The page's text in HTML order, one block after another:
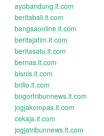
ayobandung.it.com
beritabali.it.com
bangsaonline.it.com
beritajatim.it.com
beritasatu.it.com
bernas.it.com
bisnis.it.com
brilio.it.com
bogortribunnews.it.com
jogjakompas.it.com
cekaja.it.com
jogjatribunnews.it.com